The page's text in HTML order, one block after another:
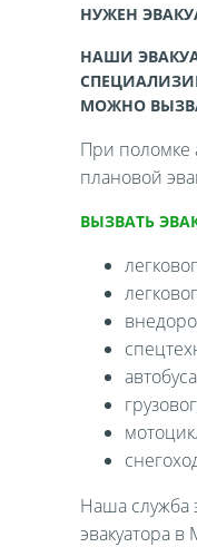
НУЖЕН
НАШИ
МОЖНО
При поломке
плановой
ВЫЗВАТЬ
Наша служба
эвакуатора